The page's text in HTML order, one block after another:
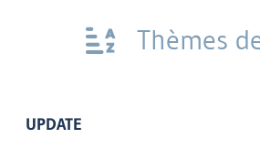
Thèmes
UPDATE